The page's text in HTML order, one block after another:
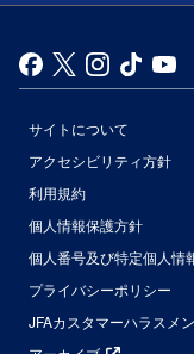
サイトについて
アクセシビリティ方針
利用規約
個人情報保護方針
個人番号及び特定個人情
プライバシーポリシー
JFAカスタマーハラスメ